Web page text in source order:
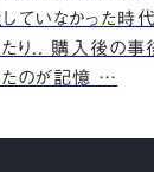
していなかった時
たり.. 購入後の事
たのが記憶 …